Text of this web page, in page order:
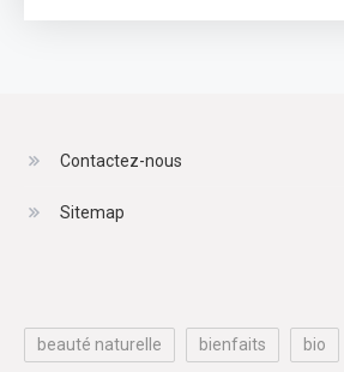
Contactez-nous
Sitemap
beauté naturelle bienfaits bio